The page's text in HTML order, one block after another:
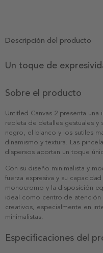
Descripción del producto
Un toque de
Sobre el producto
Untitled Canvas 2 presenta
repleta de detalles gestuales y
negro, el blanco y los sutiles
dinamismo y textura. Las
dispersos aportan un toque
Con su diseño minimalista y
fuerza expresiva y su
monocromo y la disposición
ideal como centro de
creativos, especialmente en
minimalistas.
Especificaciones del